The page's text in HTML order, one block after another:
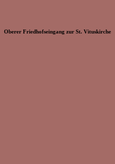
Oberer Friedhofseingang zur St. Vituskirche